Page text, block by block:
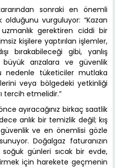
sonraki en önemli
olduğunu vurguluyor: “Kazan
gerektiren ciddi bir
kişilere yaptırılan işlemler,
bırakabileceği gibi, yanlış
arızalara ve güvenlik
nedenle tüketiciler mutlaka
veya bölgedeki yetkinliği
tercih etmelidir.”
ayıracağınız birkaç saatlik
anlık bir temizlik değil; kış
ve en önemlisi gözle
Doğalgaz faturanızın
günleri sıcak bir evde,
için harekete geçmenin